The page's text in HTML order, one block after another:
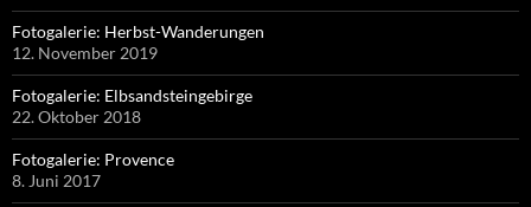
Fotogalerie: Herbst-Wanderungen
12. November 2019
Fotogalerie: Elbsandsteingebirge
22. Oktober 2018
Fotogalerie: Provence
8. Juni 2017